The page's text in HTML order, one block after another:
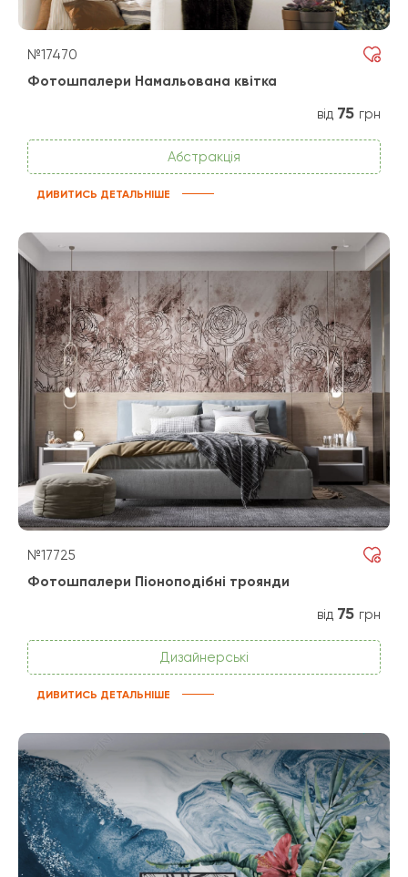
№17470
Фотошпалери Намальована квітка
від 75 грн
Абстракція
ДИВИТИСЬ ДЕТАЛЬНІШЕ
№17725
Фотошпалери Піоноподібні троянди
від 75 грн
Дизайнерські
ДИВИТИСЬ ДЕТАЛЬНІШЕ